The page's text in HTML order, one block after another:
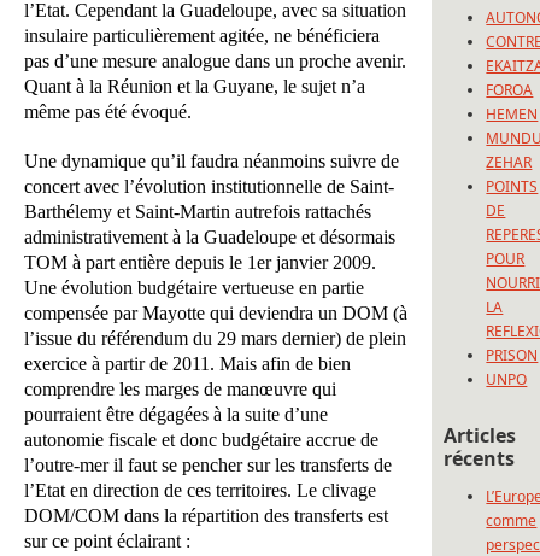
l’Etat. Cependant la Guadeloupe, avec sa situation
insulaire particulièrement agitée, ne bénéficiera
pas d’une mesure analogue dans un proche avenir.
Quant à la Réunion et la Guyane, le sujet n’a
même pas été évoqué.
Une dynamique qu’il faudra néanmoins suivre de
concert avec l’évolution institutionnelle de Saint-
Barthélemy et Saint-Martin autrefois rattachés
administrativement à la Guadeloupe et désormais
TOM à part entière depuis le 1er janvier 2009.
Une évolution budgétaire vertueuse en partie
compensée par Mayotte qui deviendra un DOM (à
l’issue du référendum du 29 mars dernier) de plein
exercice à partir de 2011. Mais afin de bien
comprendre les marges de manœuvre qui
pourraient être dégagées à la suite d’une
autonomie fiscale et donc budgétaire accrue de
l’outre-mer il faut se pencher sur les transferts de
l’Etat en direction de ces territoires. Le clivage
DOM/COM dans la répartition des transferts est
sur ce point éclairant :
FOROA
HEMEN
ZEHAR
POINTS
DE
POUR
LA
PRISON
UNPO
Articles
récents
comme